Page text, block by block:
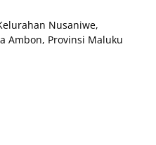
Nusaniwe,
Ambon, Provinsi Maluku